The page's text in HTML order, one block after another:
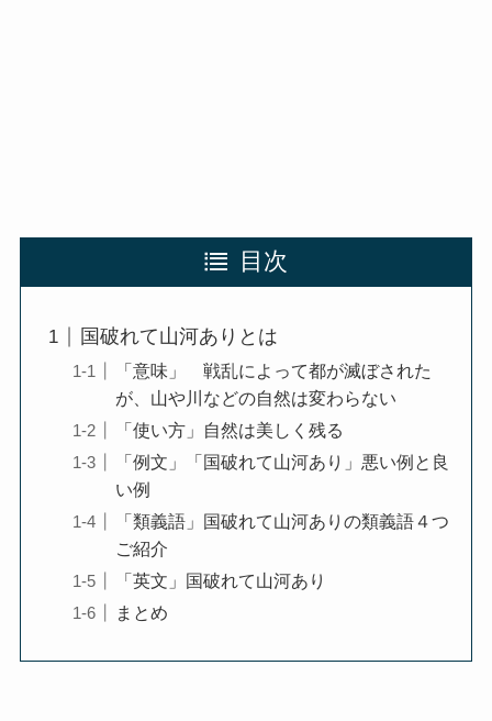
目次
国破れて山河ありとは
「意味」 戦乱によって都が滅ぼされた
が、山や川などの自然は変わらない
「使い方」自然は美しく残る
「例文」「国破れて山河あり」悪い例と良
い例
「類義語」国破れて山河ありの類義語４つ
ご紹介
「英文」国破れて山河あり
まとめ